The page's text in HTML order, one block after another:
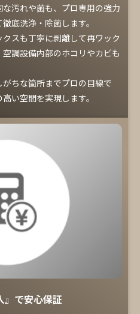
汚れや菌も、プロ専用の強力
底洗浄・除菌します。
スも丁寧に剥離して再ワック
調設備内部のホコリやカビも
ちな箇所までプロの目線で
い空間を実現します。
』で安心保証